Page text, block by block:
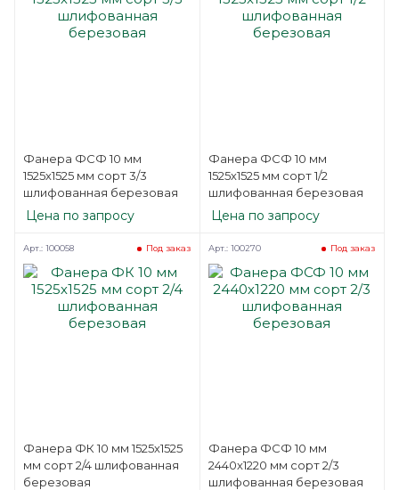
Фанера ФСФ 10 мм
1525х1525 мм сорт 3/3
шлифованная березовая
Цена по запросу
Фанера ФСФ 10 мм
1525х1525 мм сорт 1/2
шлифованная березовая
Цена по запросу
Фанера ФК 10 мм 1525х1525
мм сорт 2/4 шлифованная
березовая
Под заказ
Арт.: 100058
Фанера ФСФ 10 мм
2440х1220 мм сорт 2/3
шлифованная березовая
Под заказ
Арт.: 100270